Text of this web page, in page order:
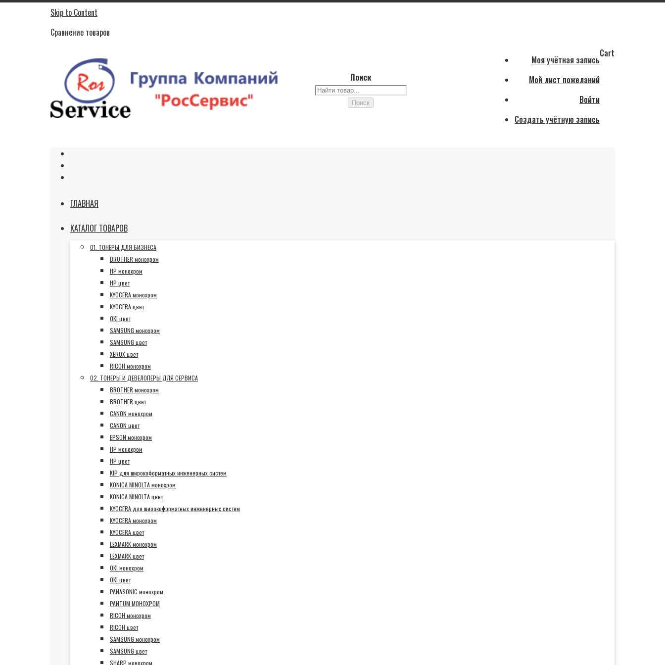
Skip to Content
Сравнение товаров
Поиск
Поиск
Поиск
Cart
Моя учётная запись
Мой лист пожеланий
Войти
Создать учётную запись
ГЛАВНАЯ
КАТАЛОГ ТОВАРОВ
01. ТОНЕРЫ ДЛЯ БИЗНЕСА
BROTHER монохром
HP монохром
HP цвет
KYOCERA монохром
KYOCERA цвет
OKI цвет
SAMSUNG монохром
SAMSUNG цвет
XEROX цвет
RICOH монохром
02. ТОНЕРЫ И ДЕВЕЛОПЕРЫ ДЛЯ СЕРВИСА
BROTHER монохром
BROTHER цвет
CANON монохром
CANON цвет
EPSON монохром
HP монохром
HP цвет
KIP для широкоформатных инженерных систем
KONICA MINOLTA монохром
KONICA MINOLTA цвет
KYOCERA для широкоформатных инженерных систем
KYOCERA монохром
KYOCERA цвет
LEXMARK монохром
LEXMARK цвет
OKI монохром
OKI цвет
PANASONIC монохром
PANTUM МОНОХРОМ
RICOH монохром
RICOH цвет
SAMSUNG монохром
SAMSUNG цвет
SHARP монохром